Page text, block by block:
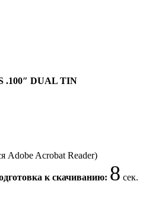
.100″ DUAL TIN
Adobe Acrobat Reader)
к скачиванию: 8 сек.